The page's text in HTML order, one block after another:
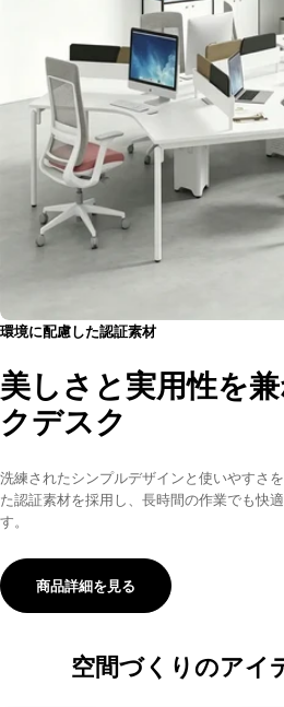
環境に配慮した認証素材
美しさと実用性を
クデスク
洗練されたシンプルデザインと使いやすさ
た認証素材を採用し、長時間の作業でも快
す。
商品詳細を見る
空間づくりのアイ